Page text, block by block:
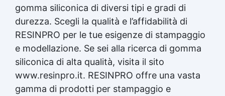
gomma siliconica di diversi tipi e gradi di
durezza. Scegli la qualità e l’affidabilità di
RESINPRO per le tue esigenze di stampaggio
e modellazione. Se sei alla ricerca di gomma
siliconica di alta qualità, visita il sito
www.resinpro.it. RESINPRO offre una vasta
gamma di prodotti per stampaggio e